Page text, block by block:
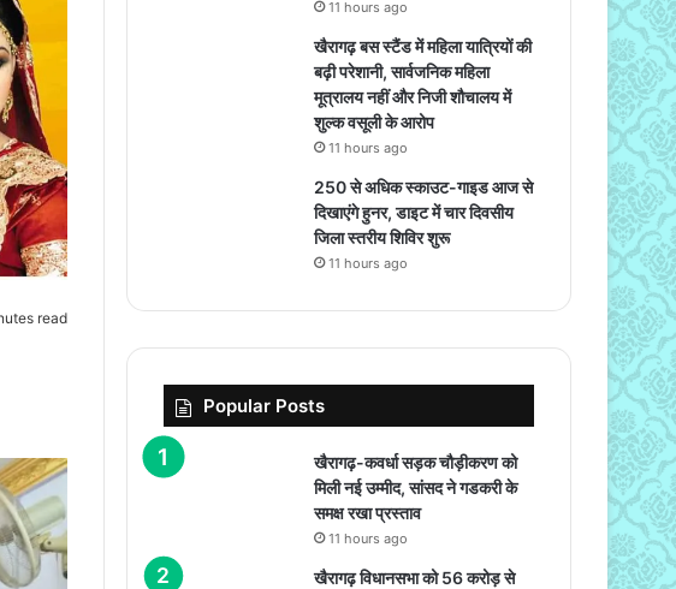
read
11 hours ago
खैरागढ़ बस स्टैंड में महिला यात्रियों की
बढ़ी परेशानी, सार्वजनिक महिला
मूत्रालय नहीं और निजी शौचालय में
शुल्क वसूली के आरोप
11 hours ago
250 से अधिक स्काउट-गाइड आज से
दिखाएंगे हुनर, डाइट में चार दिवसीय
जिला स्तरीय शिविर शुरू
11 hours ago
Popular Posts
खैरागढ़-कवर्धा सड़क चौड़ीकरण को
मिली नई उम्मीद, सांसद ने गडकरी के
समक्ष रखा प्रस्ताव
11 hours ago
खैरागढ़ विधानसभा को 56 करोड़ से